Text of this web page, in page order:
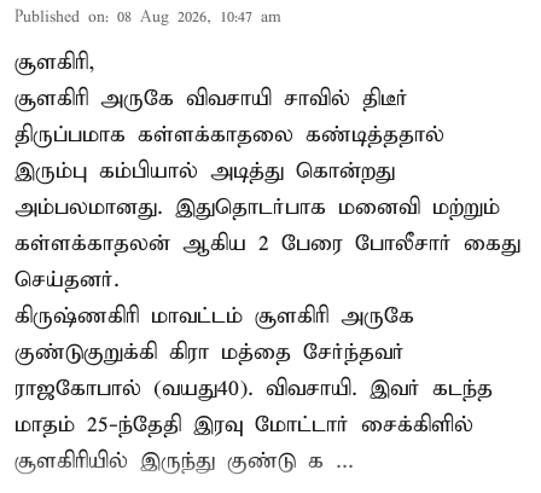
Published on: 08 Aug 2026, 10:47 am
சூளகிரி,
சூளகிரி அருகே விவசாயி சாவில் திடீர்
திருப்பமாக கள்ளக்காதலை கண்டித்ததால்
இரும்பு கம்பியால் அடித்து கொன்றது
அம்பலமானது. இதுதொடர்பாக மனைவி மற்றும்
கள்ளக்காதலன் ஆகிய 2 பேரை போலீசார் கைது
செய்தனர்.
கிருஷ்ணகிரி மாவட்டம் சூளகிரி அருகே
குண்டுகுறுக்கி கிரா மத்தை சேர்ந்தவர்
ராஜகோபால் (வயது40). விவசாயி. இவர் கடந்த
மாதம் 25-ந்தேதி இரவு மோட்டார் சைக்கிளில்
சூளகிரியில் இருந்து குண்டு க ...